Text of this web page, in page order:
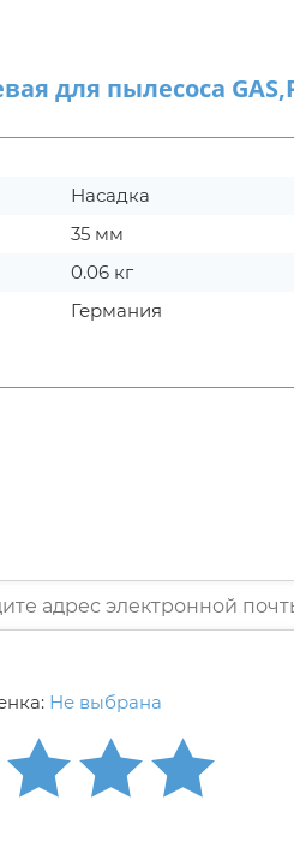
для пылесоса
Насадка
35 мм
0.06 кг
Германия
Не выбрана